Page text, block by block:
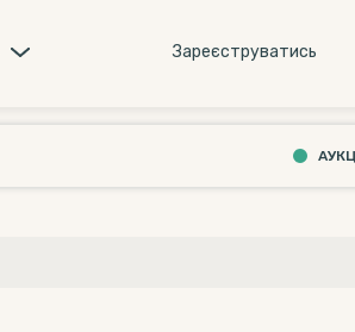
Зареєструватись